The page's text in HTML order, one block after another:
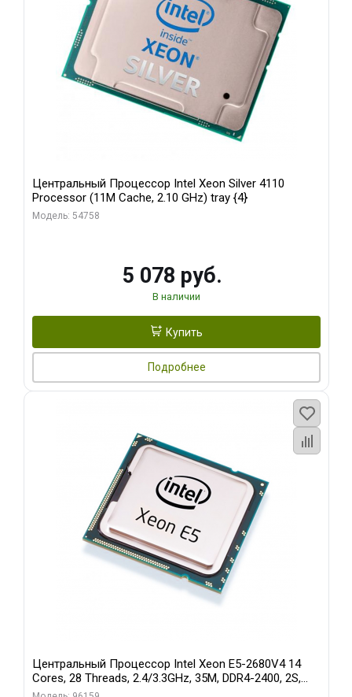
Центральный Процессор Intel Xeon Silver 4110
Processor (11M Cache, 2.10 GHz) tray {4}
Модель: 54758
5 078 руб.
В наличии
Купить
Подробнее
Центральный Процессор Intel Xeon E5-2680V4 14
Cores, 28 Threads, 2.4/3.3GHz, 35M, DDR4-2400, 2S,
120W Pull Tray (БУ)